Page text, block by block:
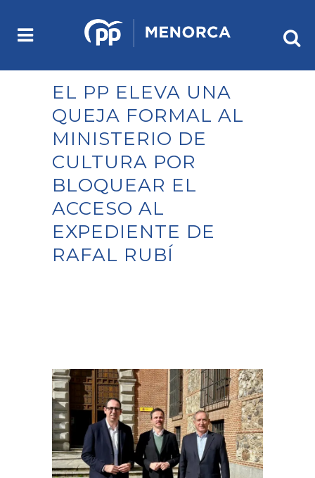
EL PP ELEVA UNA
QUEJA FORMAL AL
MINISTERIO DE
CULTURA POR
BLOQUEAR EL
ACCESO AL
EXPEDIENTE DE
RAFAL RUBÍ